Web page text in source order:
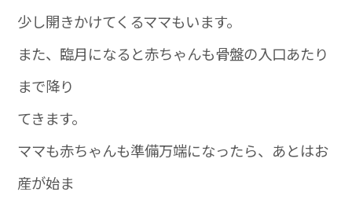
少し開きかけてくるママもいます。
また、臨月になると赤ちゃんも骨盤の入口あたり
まで降り
てきます。
ママも赤ちゃんも準備万端になったら、あとはお
産が始ま